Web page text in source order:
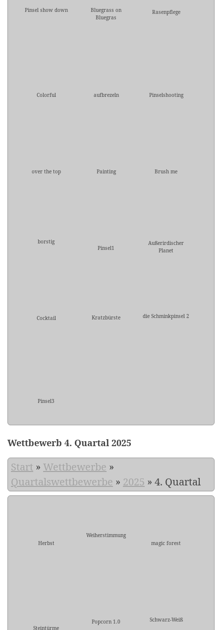
Pinsel show down
Bluegrass on
Bluegras
Rasenpflege
Colorful aufbrezeln Pinselshooting
over the top Painting Brush me
borstig
Pinsel1
Außerirdischer
Planet
Cocktail Kratzbürste die Schminkpinsel 2
Pinsel3
Wettbewerb 4. Quartal 2025
Start » Wettbewerbe »
Quartalswettbewerbe » 2025 » 4. Quartal
Herbst
Weiherstimmung
magic forest
Steintürme
Popcorn 1.0 Schwarz-Weiß